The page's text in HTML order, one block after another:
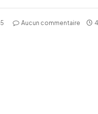
Aucun commentaire